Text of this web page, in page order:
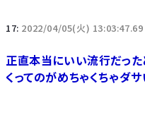
17: 2022/04/05(火)
正直本当にいい流行だっ
くってのがめちゃくちゃダ